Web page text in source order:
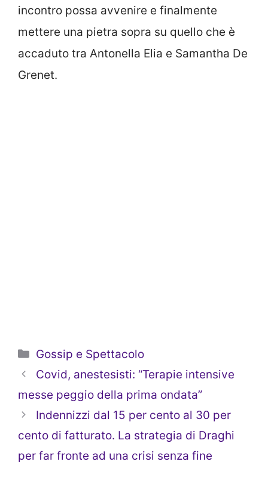
incontro possa avvenire e finalmente
mettere una pietra sopra su quello che è
accaduto tra Antonella Elia e Samantha De
Grenet.
Categorie
Gossip e Spettacolo
Covid, anestesisti: “Terapie intensive
messe peggio della prima ondata”
Indennizzi dal 15 per cento al 30 per
cento di fatturato. La strategia di Draghi
per far fronte ad una crisi senza fine